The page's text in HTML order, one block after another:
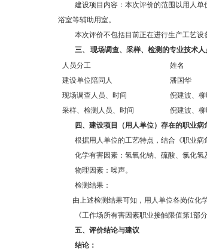
建设项目内容：本次评价的范围以用人
浴室等辅助用室。
本次评价不包括目前正在进行生产工艺设
三、
现场调查、采样、检测的专业技术
人员分工
姓名
建设单位陪同人
潘国华
现场调查人员、时间
倪建波、
采样、检测人员、时间
倪建波、
四、 建设项目（用人单位）存在的职业病
根据用人单位的工艺特点，结合《职业
化学有害因素：氢氧化钠、硫酸、氯化
物理因素：噪声。
检测结果：
由上述检测结果可知，用人单位各岗位化
《工作场所有害因素职业接触限值第1部
五、 评价结论与建议
结论：